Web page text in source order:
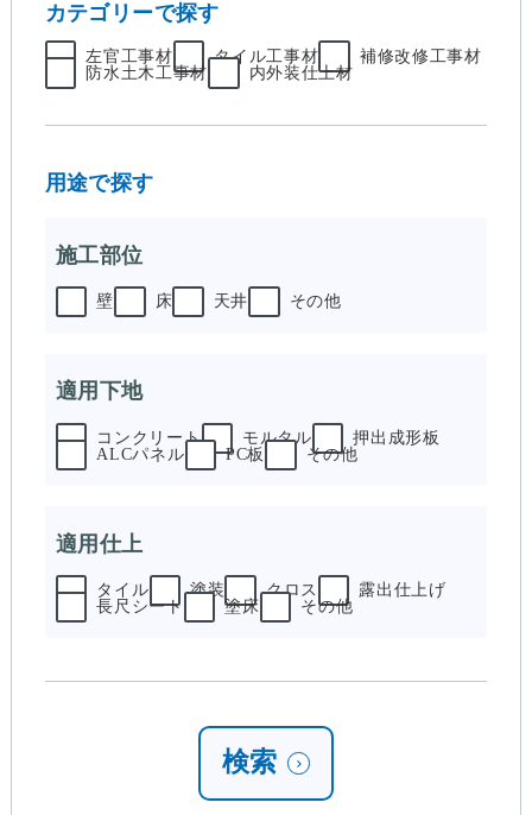
カテゴリーで探す
左官工事材 タイル工事材
補修改修工事材
防水土木工事材
内外装仕上材
用途で探す
施工部位
壁 床 天井 その他
適用下地
コンクリート モルタル
押出成形板
ALCパネル
PC板 その他
適用仕上
タイル 塗装 クロス
露出仕上げ
長尺シート
塗床 その他
検索